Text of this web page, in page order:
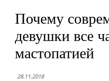
Почему
девушки все
мастопатией
28.11.2018